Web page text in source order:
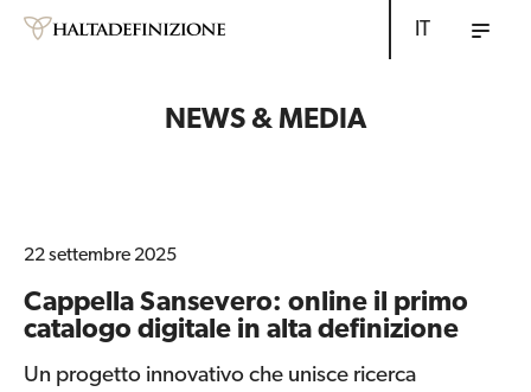
IT
NEWS & MEDIA
22 settembre 2025
Cappella Sansevero: online il primo
catalogo digitale in alta definizione
Un progetto innovativo che unisce ricerca